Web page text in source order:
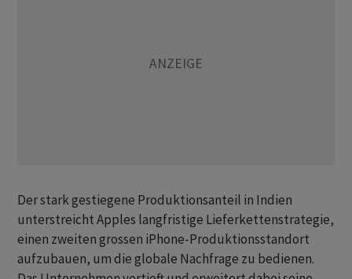
Der stark gestiegene Produktionsanteil in Indien
unterstreicht Apples langfristige Lieferkettenstrategie,
einen zweiten grossen iPhone-Produktionsstandort
aufzubauen, um die globale Nachfrage zu bedienen.